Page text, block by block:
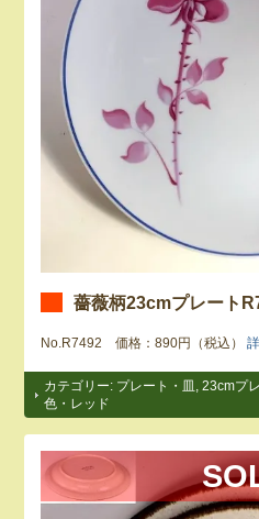
薔薇柄23cmプレート
No.R7492 価格：890円（税込）
カテゴリー: プレート・皿 ,23cmプ
色・レッド